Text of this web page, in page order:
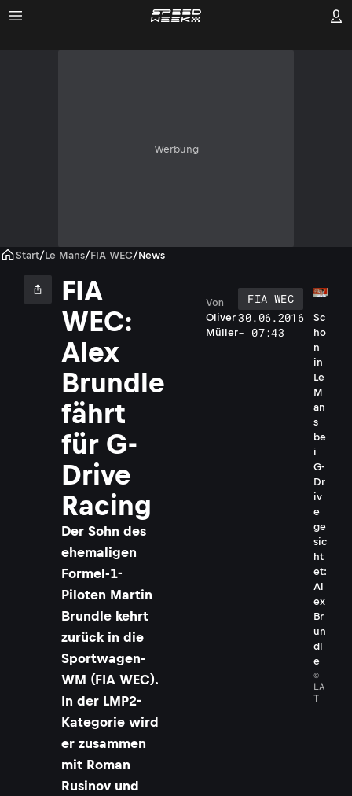
Werbung
Start/Le Mans/FIA WEC/News
FIA
WEC:
Alex
Brundle
fährt
für G-
Drive
Racing
Der Sohn des
ehemaligen
Formel-1-
Piloten Martin
Brundle kehrt
zurück in die
Sportwagen-
WM (FIA WEC).
In der LMP2-
Kategorie wird
er zusammen
mit Roman
Rusinov und
Oliver
Müller
Von
FIA WEC
30.06.2016
- 07:43
Sc
ho
n
in
Le
M
an
s
be
i
G-
Dr
iv
e
ge
sic
ht
et:
Al
ex
Br
un
dl
e
©
LA
T